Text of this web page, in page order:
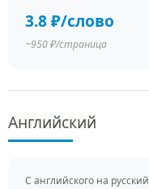
3.8 ₽/слово
~950 ₽/страница
Английский
С английского на русский